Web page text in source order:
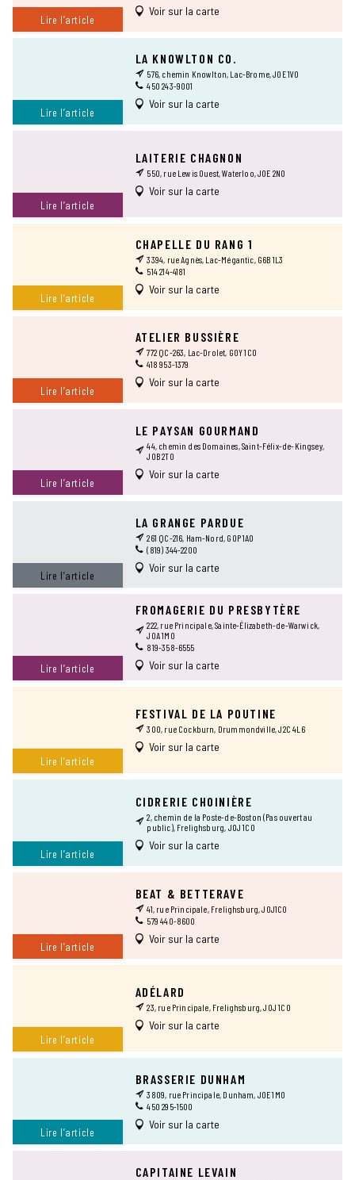
Lire l’article
Voir sur la carte
Lire l’article
LA KNOWLTON CO.
576, chemin Knowlton, Lac-Brome, J0E 1V0
450 243-9001
Voir sur la carte
Lire l’article
LAITERIE CHAGNON
550, rue Lewis Ouest, Waterloo, J0E 2N0
Voir sur la carte
Lire l’article
CHAPELLE DU RANG 1
3394, rue Agnès, Lac-Mégantic, G6B 1L3
514 214-4181
Voir sur la carte
Lire l’article
ATELIER BUSSIÈRE
772 QC-263, Lac-Drolet, G0Y 1C0
418 953-1379
Voir sur la carte
Lire l’article
LE PAYSAN GOURMAND
44, chemin des Domaines, Saint-Félix-de-Kingsey,
J0B 2T0
Voir sur la carte
Lire l’article
LA GRANGE PARDUE
261 QC-216, Ham-Nord, G0P 1A0
(819) 344-2200
Voir sur la carte
Lire l’article
FROMAGERIE DU PRESBYTÈRE
222, rue Principale, Sainte-Élizabeth-de-Warwick,
J0A 1M0
819-358-6555
Voir sur la carte
Lire l’article
FESTIVAL DE LA POUTINE
300, rue Cockburn, Drummondville, J2C 4L6
Voir sur la carte
Lire l’article
CIDRERIE CHOINIÈRE
2, chemin de la Poste-de-Boston (Pas ouvert au
public), Frelighsburg, J0J 1C0
Voir sur la carte
Lire l’article
BEAT & BETTERAVE
41, rue Principale, Frelighsburg, J0J1C0
579 440-8600
Voir sur la carte
Lire l’article
ADÉLARD
23, rue Principale, Frelighsburg, J0J 1C0
Voir sur la carte
Lire l’article
BRASSERIE DUNHAM
3809, rue Principale, Dunham, J0E 1M0
450 295-1500
Voir sur la carte
CAPITAINE LEVAIN